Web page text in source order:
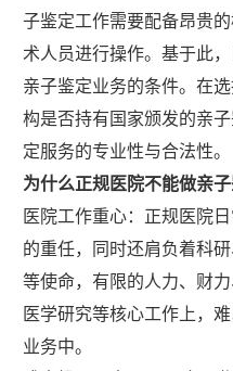
子鉴定工作需要配备昂贵
术人员进行操作。基于此
亲子鉴定业务的条件。在
构是否持有国家颁发的亲
定服务的专业性与合法性。
为什么正规医院不能做亲子
医院工作重心：正规医院
的重任，同时还肩负着科
等使命，有限的人力、财
医学研究等核心工作上，
业务中。